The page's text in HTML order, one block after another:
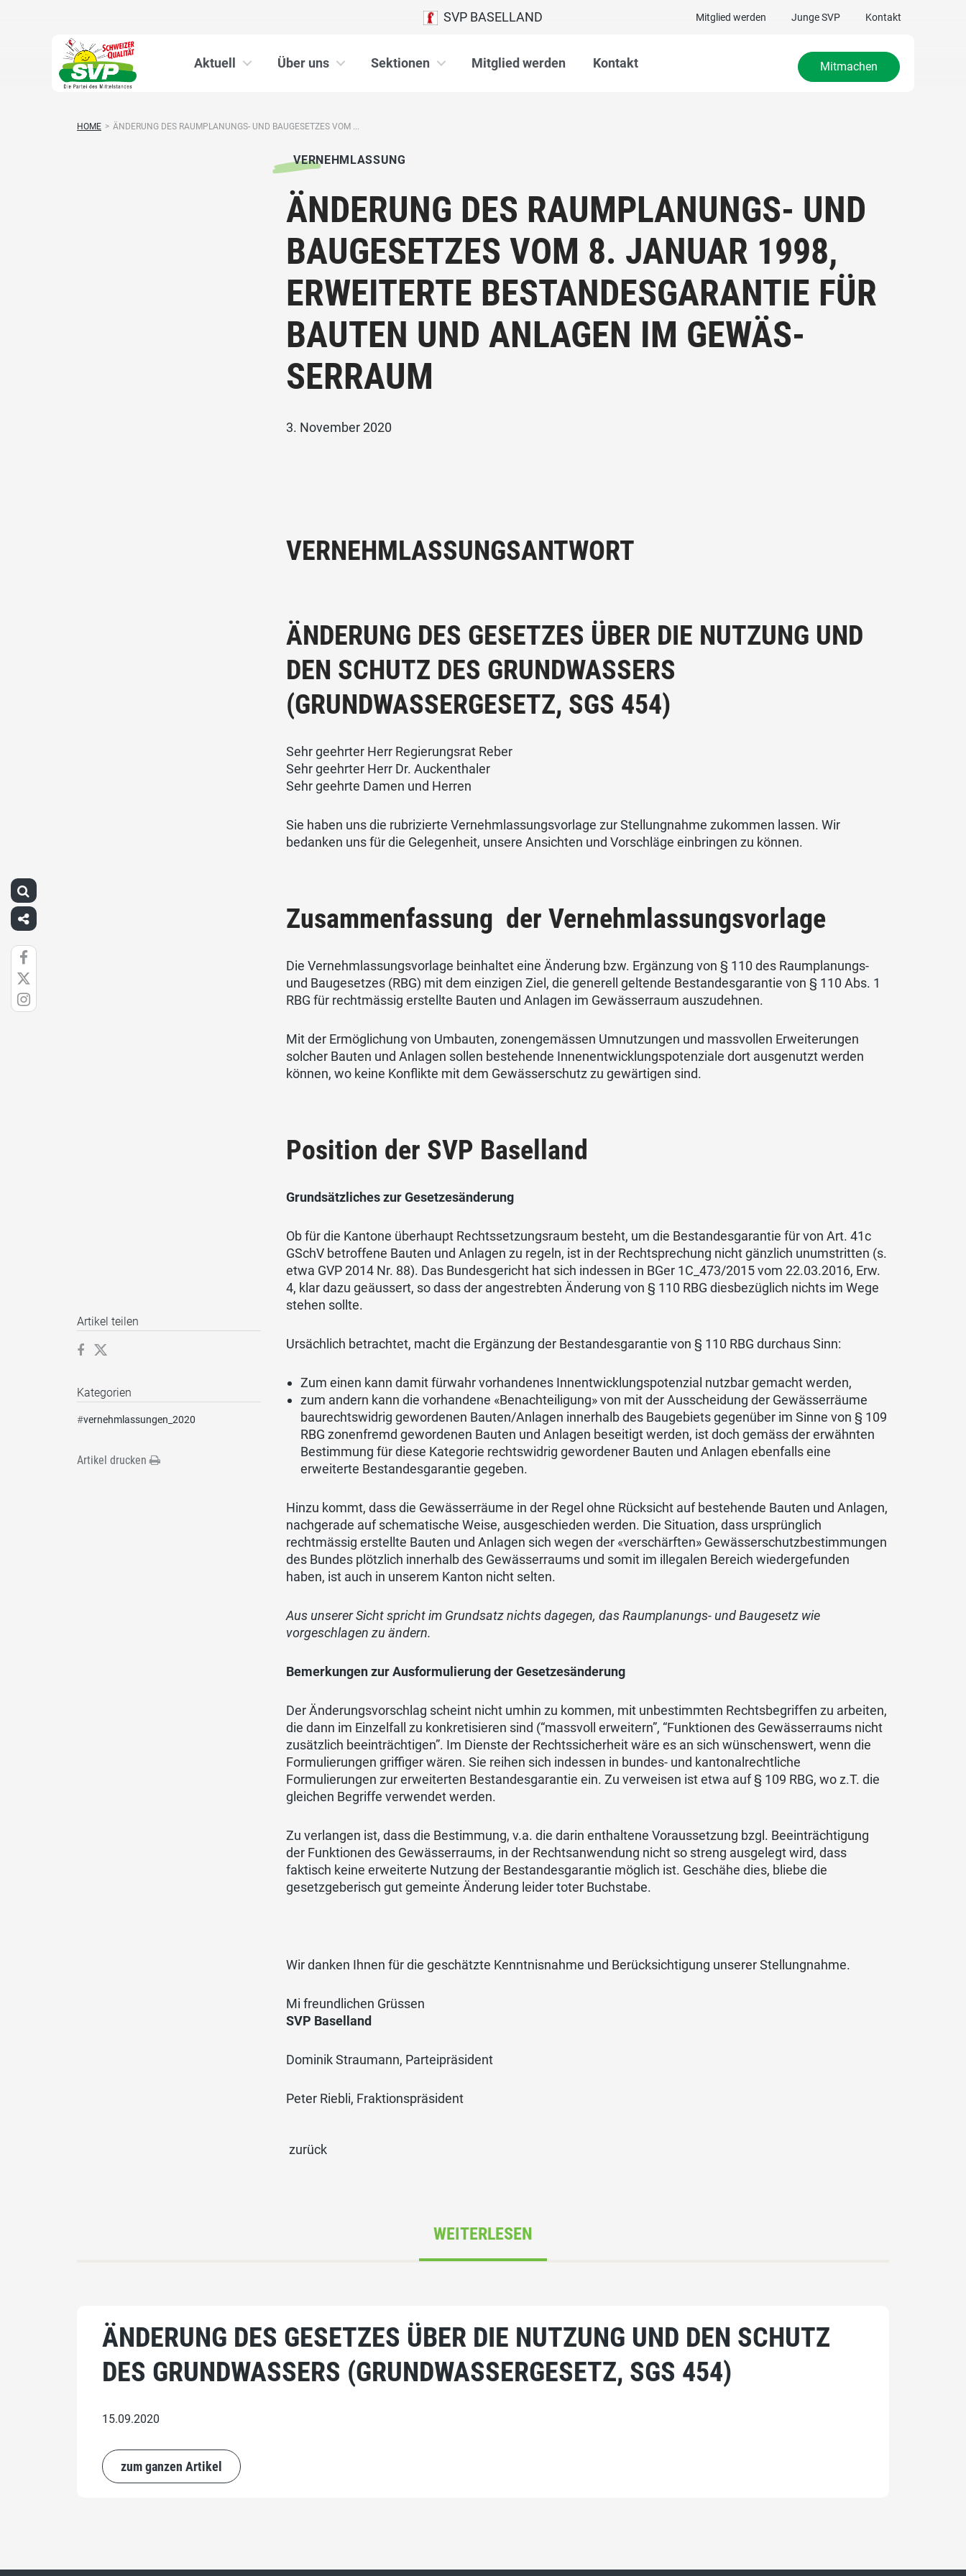
Mitglied werden Junge SVP Kontakt
SVP BASELLAND
Aktuell Über uns Sektionen Mitglied werden Kontakt Mitmachen
HOME > ÄNDERUNG DES RAUMPLANUNGS- UND BAUGESETZES VOM ...
VERNEHMLASSUNG
ÄNDERUNG DES RAUMPLANUNGS- UND
BAUGESETZES VOM 8. JANUAR 1998,
ERWEITERTE BESTANDESGARANTIE FÜR
BAUTEN UND ANLAGEN IM GEWÄS-
SERRAUM
3. November 2020
VERNEHMLASSUNGSANTWORT
ÄNDERUNG DES GESETZES ÜBER DIE NUTZUNG UND
DEN SCHUTZ DES GRUNDWASSERS
(GRUNDWASSERGESETZ, SGS 454)
Sehr geehrter Herr Regierungsrat Reber
Sehr geehrter Herr Dr. Auckenthaler
Sehr geehrte Damen und Herren
Sie haben uns die rubrizierte Vernehmlassungsvorlage zur Stellungnahme zukommen lassen. Wir
bedanken uns für die Gelegenheit, unsere Ansichten und Vorschläge einbringen zu können.
Zusammenfassung der Vernehmlassungsvorlage
Die Vernehmlassungsvorlage beinhaltet eine Änderung bzw. Ergänzung von § 110 des Raumplanungs-
und Baugesetzes (RBG) mit dem einzigen Ziel, die generell geltende Bestandesgarantie von § 110 Abs. 1
RBG für rechtmässig erstellte Bauten und Anlagen im Gewässerraum auszudehnen.
Mit der Ermöglichung von Umbauten, zonengemässen Umnutzungen und massvollen Erweiterungen
solcher Bauten und Anlagen sollen bestehende Innenentwicklungspotenziale dort ausgenutzt werden
können, wo keine Konflikte mit dem Gewässerschutz zu gewärtigen sind.
Position der SVP Baselland
Grundsätzliches zur Gesetzesänderung
Ob für die Kantone überhaupt Rechtssetzungsraum besteht, um die Bestandesgarantie für von Art. 41c
GSchV betroffene Bauten und Anlagen zu regeln, ist in der Rechtsprechung nicht gänzlich unumstritten (s.
etwa GVP 2014 Nr. 88). Das Bundesgericht hat sich indessen in BGer 1C_473/2015 vom 22.03.2016, Erw.
4, klar dazu geäussert, so dass der angestrebten Änderung von § 110 RBG diesbezüglich nichts im Wege
stehen sollte.
Ursächlich betrachtet, macht die Ergänzung der Bestandesgarantie von § 110 RBG durchaus Sinn:
Zum einen kann damit fürwahr vorhandenes Innentwicklungspotenzial nutzbar gemacht werden,
zum andern kann die vorhandene «Benachteiligung» von mit der Ausscheidung der Gewässerräume
baurechtswidrig gewordenen Bauten/Anlagen innerhalb des Baugebiets gegenüber im Sinne von § 109
RBG zonenfremd gewordenen Bauten und Anlagen beseitigt werden, ist doch gemäss der erwähnten
Bestimmung für diese Kategorie rechtswidrig gewordener Bauten und Anlagen ebenfalls eine
erweiterte Bestandesgarantie gegeben.
Hinzu kommt, dass die Gewässerräume in der Regel ohne Rücksicht auf bestehende Bauten und Anlagen,
nachgerade auf schematische Weise, ausgeschieden werden. Die Situation, dass ursprünglich
rechtmässig erstellte Bauten und Anlagen sich wegen der «verschärften» Gewässerschutzbestimmungen
des Bundes plötzlich innerhalb des Gewässerraums und somit im illegalen Bereich wiedergefunden
haben, ist auch in unserem Kanton nicht selten.
Aus unserer Sicht spricht im Grundsatz nichts dagegen, das Raumplanungs- und Baugesetz wie
vorgeschlagen zu ändern.
Bemerkungen zur Ausformulierung der Gesetzesänderung
Der Änderungsvorschlag scheint nicht umhin zu kommen, mit unbestimmten Rechtsbegriffen zu arbeiten,
die dann im Einzelfall zu konkretisieren sind (“massvoll erweitern”, “Funktionen des Gewässerraums nicht
zusätzlich beeinträchtigen”. Im Dienste der Rechtssicherheit wäre es an sich wünschenswert, wenn die
Formulierungen griffiger wären. Sie reihen sich indessen in bundes- und kantonalrechtliche
Formulierungen zur erweiterten Bestandesgarantie ein. Zu verweisen ist etwa auf § 109 RBG, wo z.T. die
gleichen Begriffe verwendet werden.
Zu verlangen ist, dass die Bestimmung, v.a. die darin enthaltene Voraussetzung bzgl. Beeinträchtigung
der Funktionen des Gewässerraums, in der Rechtsanwendung nicht so streng ausgelegt wird, dass
faktisch keine erweiterte Nutzung der Bestandesgarantie möglich ist. Geschähe dies, bliebe die
gesetzgeberisch gut gemeinte Änderung leider toter Buchstabe.
Wir danken Ihnen für die geschätzte Kenntnisnahme und Berücksichtigung unserer Stellungnahme.
Mi freundlichen Grüssen
SVP Baselland
Dominik Straumann, Parteipräsident
Peter Riebli, Fraktionspräsident
zurück
Artikel teilen
Kategorien
#vernehmlassungen_2020
Artikel drucken
WEITERLESEN
ÄNDERUNG DES GESETZES ÜBER DIE NUTZUNG UND DEN SCHUTZ
DES GRUNDWASSERS (GRUNDWASSERGESETZ, SGS 454)
15.09.2020
zum ganzen Artikel